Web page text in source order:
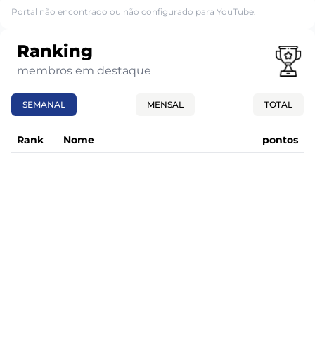
Portal não encontrado ou não configurado para YouTube.
Ranking
membros em destaque
SEMANAL MENSAL TOTAL
Rank Nome pontos